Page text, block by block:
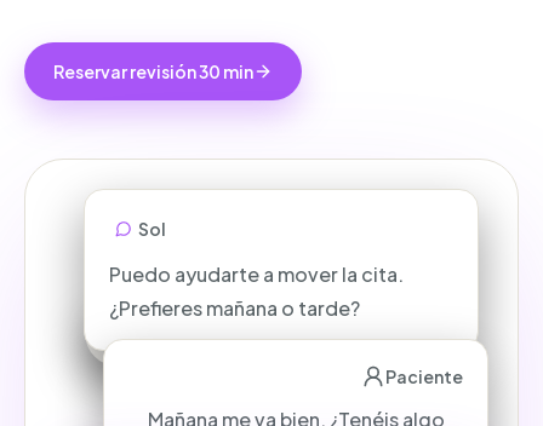
Reservar revisión 30 min
70%
Sol
Puedo ayudarte a mover la cita.
¿Prefieres mañana o tarde?
Paciente
Mañana me va bien. ¿Tenéis algo